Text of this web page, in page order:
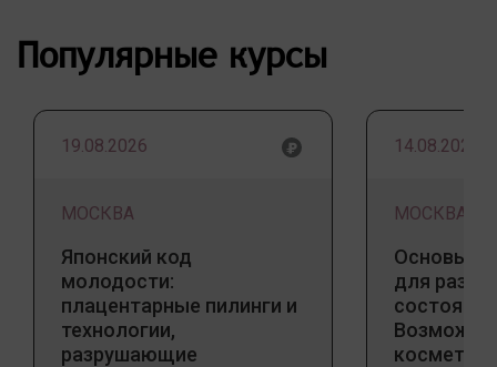
Популярные курсы
19.08.2026
МОСКВА
Японский код
молодости:
плацентарные пилинги и
технологии,
разрушающие
14.08.2026
МОСКВА
Основы
для